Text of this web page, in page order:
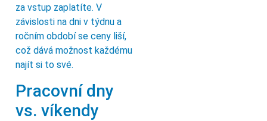
za vstup zaplatíte. V
závislosti na dni v týdnu a
ročním období se ceny liší,
což dává možnost každému
najít si to své.
Pracovní dny
vs. víkendy